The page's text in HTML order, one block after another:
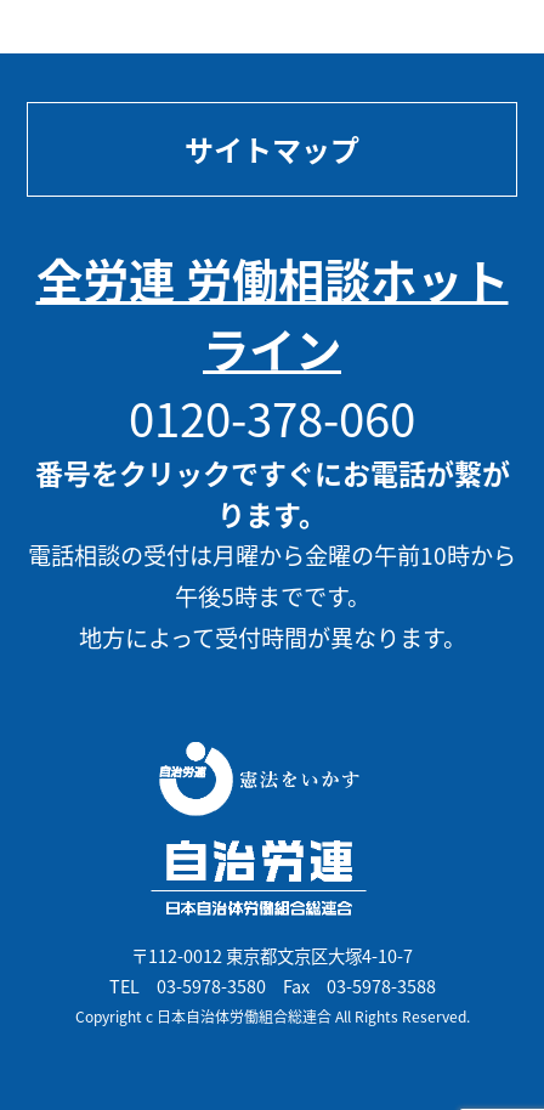
サイトマップ
全労連 労働相談ホット
ライン
0120-378-060
番号をクリックですぐにお電話が繋が
ります。
電話相談の受付は月曜から金曜の午前10時から
午後5時までです。
地方によって受付時間が異なります。
〒112-0012 東京都文京区大塚4-10-7
TEL 03-5978-3580Fax 03-5978-3588
Copyright c 日本自治体労働組合総連合 All Rights Reserved.